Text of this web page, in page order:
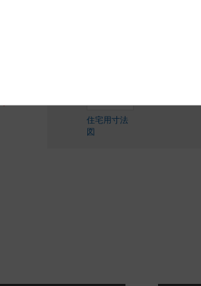
住宅用寸法
図